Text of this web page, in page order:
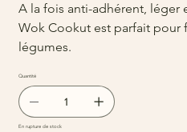
A la fois anti-adhérent, léger
Wok Cookut est parfait pour
légumes.
Quantité
En rupture de stock